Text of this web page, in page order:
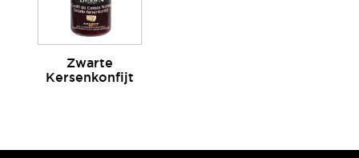
Zwarte
Kersenkonfijt